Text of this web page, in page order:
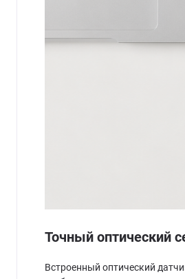
Точный оптический
Встроенный оптический